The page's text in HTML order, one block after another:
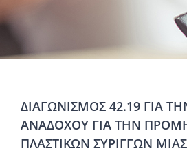
ΔΙΑΓΩΝΙΣΜΟΣ 42.19 ΓΙΑ
ΑΝΑΔΟΧΟΥ ΓΙΑ ΤΗΝ
ΠΛΑΣΤΙΚΩΝ ΣΥΡΙΓΓΩΝ